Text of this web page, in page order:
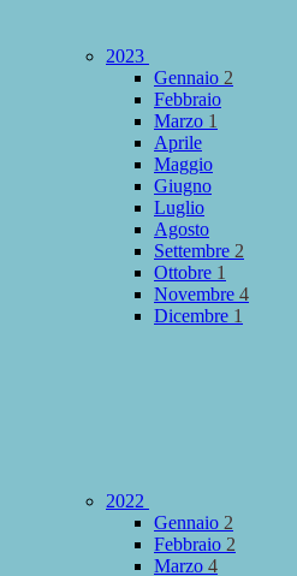
2023
Gennaio 2
Febbraio
Marzo 1
Aprile
Maggio
Giugno
Luglio
Agosto
Settembre 2
Ottobre 1
Novembre 4
Dicembre 1
2022
Gennaio 2
Febbraio 2
Marzo 4